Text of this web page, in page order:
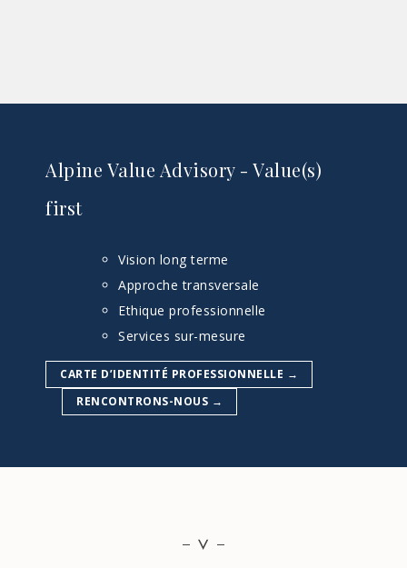
Alpine Value Advisory - Value(s)
first
Vision long terme
Approche transversale
Ethique professionnelle
Services sur-mesure
CARTE D’IDENTITÉ PROFESSIONNELLE →
RENCONTRONS-NOUS →